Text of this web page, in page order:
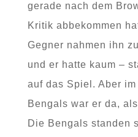
gerade nach dem
Kritik abbekommen
Gegner nahmen ihn
und er hatte kaum –
auf das Spiel. Aber
Bengals war er da,
Die Bengals standen